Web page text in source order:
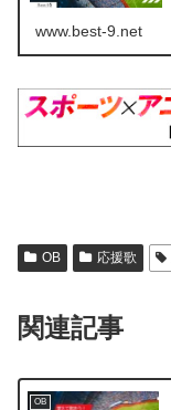
www.best-9.net
OB 応援歌
関連記事
OB